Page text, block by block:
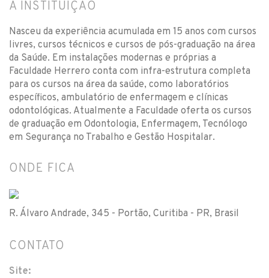
A INSTITUIÇÃO
Nasceu da experiência acumulada em 15 anos com cursos
livres, cursos técnicos e cursos de pós-graduação na área
da Saúde. Em instalações modernas e próprias a
Faculdade Herrero conta com infra-estrutura completa
para os cursos na área da saúde, como laboratórios
específicos, ambulatório de enfermagem e clínicas
odontológicas. Atualmente a Faculdade oferta os cursos
de graduação em Odontologia, Enfermagem, Tecnólogo
em Segurança no Trabalho e Gestão Hospitalar.
ONDE FICA
R. Álvaro Andrade, 345 - Portão, Curitiba - PR, Brasil
CONTATO
Site: